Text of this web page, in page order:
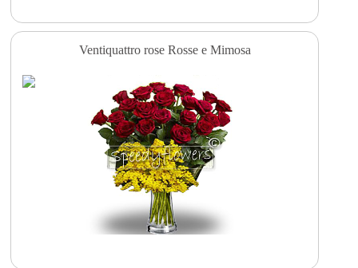
Ventiquattro rose Rosse e Mimosa